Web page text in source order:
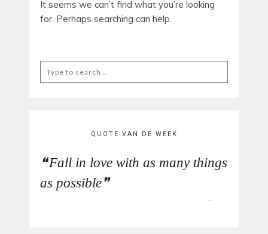
It seems we can’t find what you’re looking
for. Perhaps searching can help.
Search
for:
QUOTE VAN DE WEEK
Fall in love with as many things
as possible